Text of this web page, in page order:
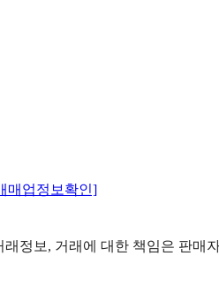
매업정보확인]
정보, 거래에 대한 책임은 판매